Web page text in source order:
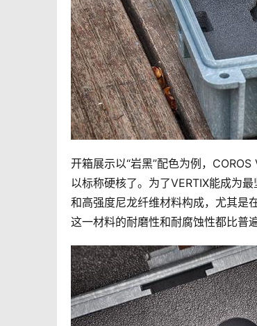
开箱展示以“岩黑”配色为例，
以标称硬核了。为了VERTIX能成为
和高强度尼龙纤维材料构成，尤其是
这一材料的耐磨性和耐腐蚀性都比普